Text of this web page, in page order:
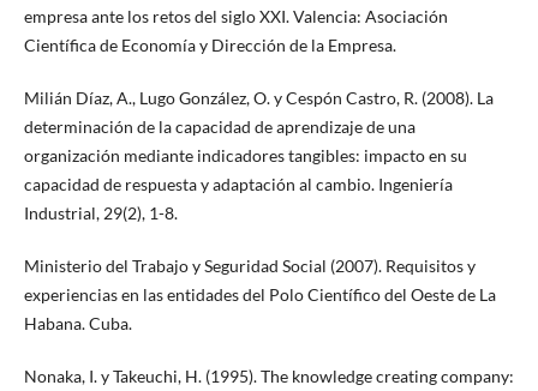
empresa ante los retos del siglo XXI. Valencia: Asociación
Científica de Economía y Dirección de la Empresa.
Milián Díaz, A., Lugo González, O. y Cespón Castro, R. (2008). La
determinación de la capacidad de aprendizaje de una
organización mediante indicadores tangibles: impacto en su
capacidad de respuesta y adaptación al cambio. Ingeniería
Industrial, 29(2), 1-8.
Ministerio del Trabajo y Seguridad Social (2007). Requisitos y
experiencias en las entidades del Polo Científico del Oeste de La
Habana. Cuba.
Nonaka, I. y Takeuchi, H. (1995). The knowledge creating company: